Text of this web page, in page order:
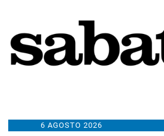
6 AGOSTO 2026